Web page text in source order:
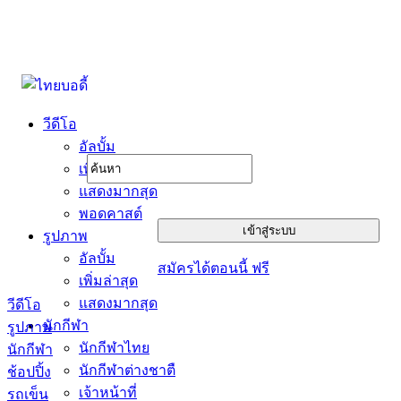
วีดีโอ
อัลบั้ม
เพิ่มล่าสุด
แสดงมากสุด
พอดคาสต์
รูปภาพ
อัลบั้ม
เพิ่มล่าสุด
แสดงมากสุด
นักกีฬา
นักกีฬาไทย
นักกีฬาต่างชาตื
เจ้าหน้าที่
สมัครได้ตอนนี้ ฟรี
วีดีโอ
รูปภาพ
นักกีฬา
ช้อปปิ้ง
รถเข็น